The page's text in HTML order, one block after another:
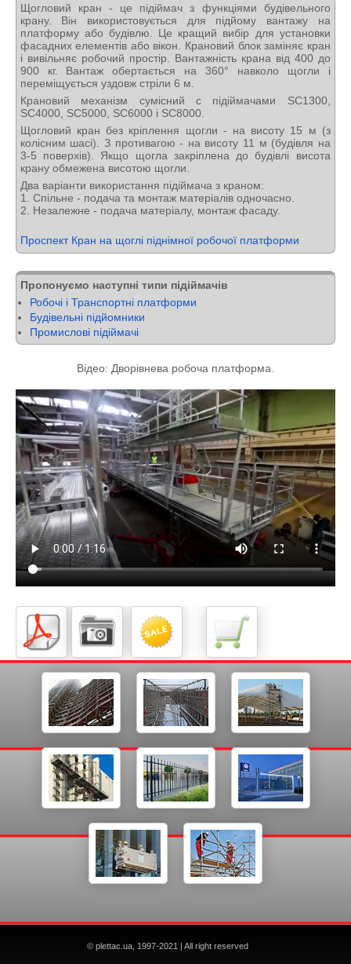
Щогловий кран - це підіймач з функціями будівельного
крану. Він використовується для підйому вантажу на
платформу або будівлю. Це кращий вибір для установки
фасадних елементів або вікон. Крановий блок заміняє кран
і вивільняє робочий простір. Вантажність крана від 400 до
900 кг. Вантаж обертається на 360° навколо щогли і
переміщується уздовж стріли 6 м.
Крановий механізм сумісний с підіймачами SC1300,
SC4000, SC5000, SC6000 і SC8000.
Щогловий кран без кріплення щогли - на висоту 15 м (з
колісним шасі). З противагою - на висоту 11 м (будівля на
3-5 поверхів). Якщо щогла закріплена до будівлі висота
крану обмежена висотою щогли.
Два варіанти використання підіймача з краном:
1. Спільне - подача та монтаж матеріалів одночасно.
2. Незалежне - подача матеріалу, монтаж фасаду.
Проспект Кран на щоглі піднімної робочої платформи
Пропонуємо наступні типи підіймачів
Робочі і Транспортні платформи
Будівельні підйомники
Промислові підіймачі
Відео: Дворівнева робоча платформа.
© plettac.ua, 1997-2021 | All right reserved